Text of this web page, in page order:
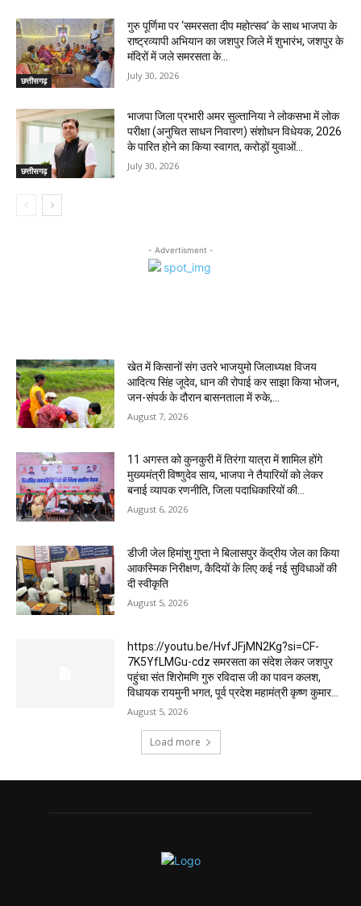
छत्तीसगढ़
गुरु पूर्णिमा पर ‘समरसता दीप महोत्सव’ के साथ भाजपा के
राष्ट्रव्यापी अभियान का जशपुर जिले में शुभारंभ, जशपुर के
मंदिरों में जले समरसता के...
July 30, 2026
छत्तीसगढ़
भाजपा जिला प्रभारी अमर सुल्तानिया ने लोकसभा में लोक
परीक्षा (अनुचित साधन निवारण) संशोधन विधेयक, 2026
के पारित होने का किया स्वागत, करोड़ों युवाओं...
July 30, 2026
- Advertisment -
खेत में किसानों संग उतरे भाजयुमो जिलाध्यक्ष विजय
आदित्य सिंह जूदेव, धान की रोपाई कर साझा किया भोजन,
जन-संपर्क के दौरान बासनताला में रुके,...
August 7, 2026
11 अगस्त को कुनकुरी में तिरंगा यात्रा में शामिल होंगे
मुख्यमंत्री विष्णुदेव साय, भाजपा ने तैयारियों को लेकर
बनाई व्यापक रणनीति, जिला पदाधिकारियों की...
August 6, 2026
डीजी जेल हिमांशु गुप्ता ने बिलासपुर केंद्रीय जेल का किया
आकस्मिक निरीक्षण, कैदियों के लिए कई नई सुविधाओं की
दी स्वीकृति
August 5, 2026
https://youtu.be/HvfJFjMN2Kg?si=CF-
7K5YfLMGu-cdz समरसता का संदेश लेकर जशपुर
पहुंचा संत शिरोमणि गुरु रविदास जी का पावन कलश,
विधायक रायमुनी भगत, पूर्व प्रदेश महामंत्री कृष्ण कुमार...
August 5, 2026
Load more